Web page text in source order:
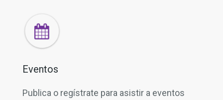
Eventos
Publica o regístrate para asistir a eventos